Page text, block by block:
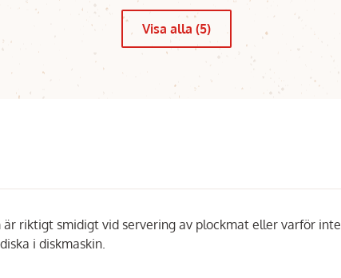
Visa alla (5)
riktigt smidigt vid servering av plockmat eller varför inte
i diskmaskin.